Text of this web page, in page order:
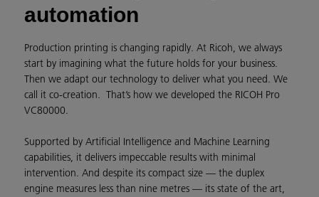
automation
Production printing is changing rapidly. At Ricoh, we always
start by imagining what the future holds for your business.
Then we adapt our technology to deliver what you need. We
call it co-creation. That’s how we developed the RICOH Pro
VC80000.
Supported by Artificial Intelligence and Machine Learning
capabilities, it delivers impeccable results with minimal
intervention. And despite its compact size — the duplex
engine measures less than nine metres — its state of the art,